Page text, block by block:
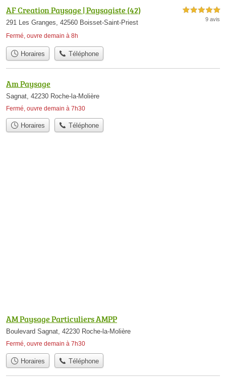
AF Creation Paysage | Paysagiste (42)
291 Les Granges, 42560 Boisset-Saint-Priest
Fermé, ouvre demain à 8h
5,0 étoiles sur 5
9 avis
Horaires Téléphone
Am Paysage
Sagnat, 42230 Roche-la-Molière
Fermé, ouvre demain à 7h30
Horaires Téléphone
AM Paysage Particuliers AMPP
Boulevard Sagnat, 42230 Roche-la-Molière
Fermé, ouvre demain à 7h30
Horaires Téléphone